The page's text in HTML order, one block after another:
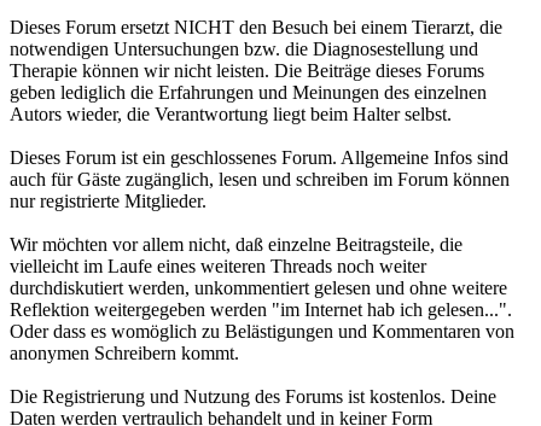
Dieses Forum ersetzt NICHT den Besuch bei einem Tierarzt, die
notwendigen Untersuchungen bzw. die Diagnosestellung und
Therapie können wir nicht leisten. Die Beiträge dieses Forums
geben lediglich die Erfahrungen und Meinungen des einzelnen
Autors wieder, die Verantwortung liegt beim Halter selbst.
Dieses Forum ist ein geschlossenes Forum. Allgemeine Infos sind
auch für Gäste zugänglich, lesen und schreiben im Forum können
nur registrierte Mitglieder.
Wir möchten vor allem nicht, daß einzelne Beitragsteile, die
vielleicht im Laufe eines weiteren Threads noch weiter
durchdiskutiert werden, unkommentiert gelesen und ohne weitere
Reflektion weitergegeben werden "im Internet hab ich gelesen...".
Oder dass es womöglich zu Belästigungen und Kommentaren von
anonymen Schreibern kommt.
Die Registrierung und Nutzung des Forums ist kostenlos. Deine
Daten werden vertraulich behandelt und in keiner Form